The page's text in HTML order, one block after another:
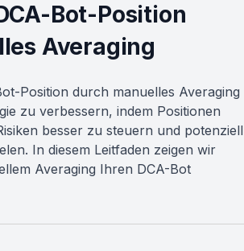
Bot-Position
Averaging
Position durch manuelles Averaging
zu verbessern, indem Positionen
besser zu steuern und potenziell
In diesem Leitfaden zeigen wir
Averaging Ihren DCA-Bot